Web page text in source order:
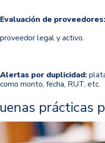
Evaluación de proveedores:
proveedor legal y activo.
Alertas por duplicidad:
como monto, fecha, RUT, etc.
prácticas